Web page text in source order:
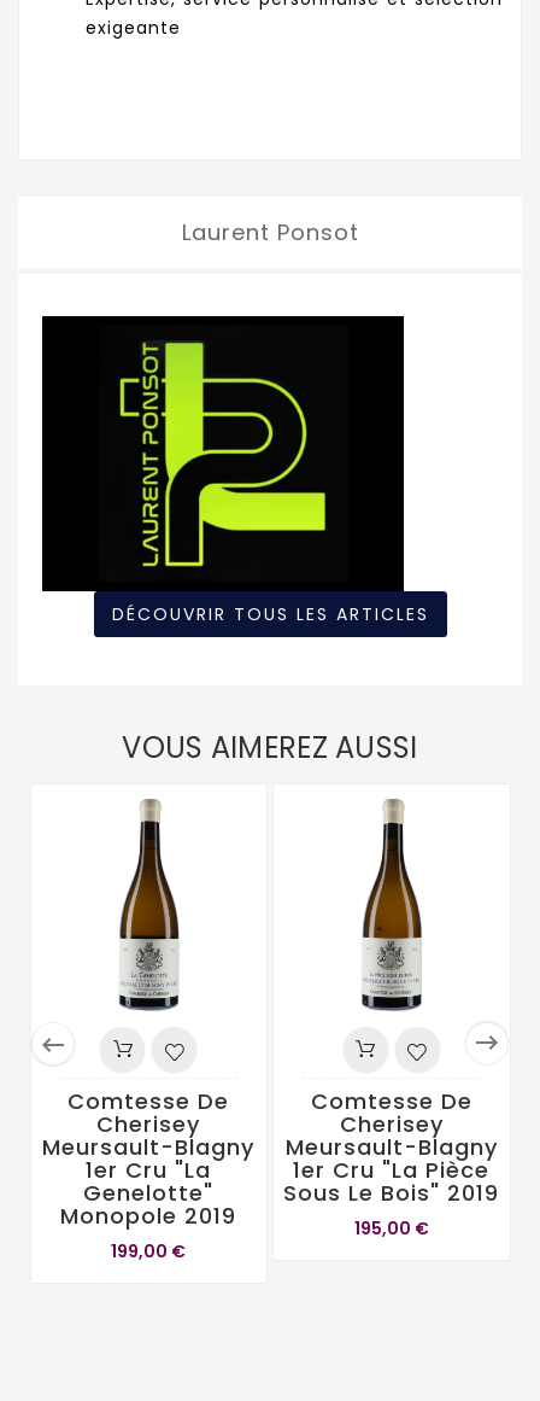
exigeante
Laurent Ponsot
DÉCOUVRIR TOUS LES ARTICLES
VOUS AIMEREZ AUSSI
 
Comtesse De
Cherisey
Meursault-Blagny
1er Cru "La
Genelotte"
Monopole 2019
199,00 €
Comtesse De
Cherisey
Meursault-Blagny
1er Cru "La Pièce
Sous Le Bois" 2019
195,00 €